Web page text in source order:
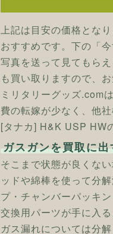
上記は目安の価格とな
おすすめです。下の「
写真を送って見てもら
も買い取りますので、
ミリタリーグッズ.com
費の転嫁が少なく、他
[タナカ] H&K USP HW
ガスガンを買取に
そこまで状態が良くな
ッドや綿棒を使って分
プ・チャンバーパッキ
交換用パーツが手に入
ガス漏れについては分